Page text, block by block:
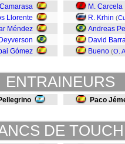
Llorente
Méndez
Deyverson
Gómez
M. Carcela
R. Krhin (
Andreas
David
Bueno (O.
ENTRAINEURS
Paco
DE